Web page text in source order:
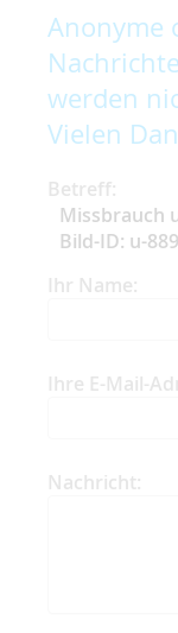
Anonyme
werden
Vielen
Betreff:
Missbrauch
Bild-ID: u-
Ihr Name:
Ihre E-Mail-
Nachricht: